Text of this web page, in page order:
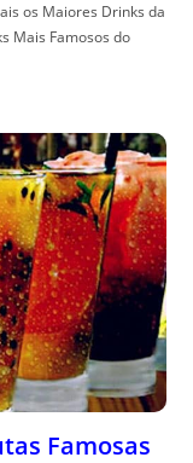
os Maiores Drinks da
Mais Famosos do
Famosas